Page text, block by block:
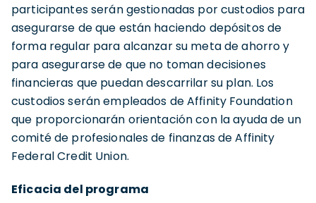
participantes serán gestionadas por custodios para
asegurarse de que están haciendo depósitos de
forma regular para alcanzar su meta de ahorro y
para asegurarse de que no toman decisiones
financieras que puedan descarrilar su plan. Los
custodios serán empleados de Affinity Foundation
que proporcionarán orientación con la ayuda de un
comité de profesionales de finanzas de Affinity
Federal Credit Union.
Eficacia del programa